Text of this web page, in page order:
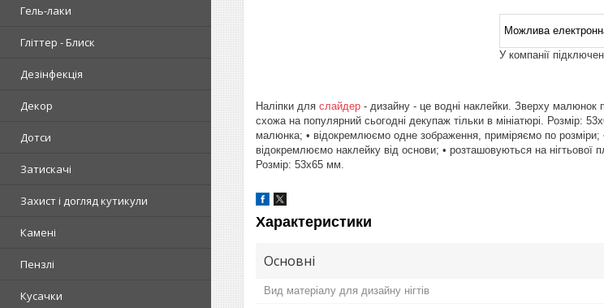
Гель-лаки
Гліттер - Блиск
Дезінфекція
Декор
Дотси
Затискачі
Захист і догляд кутикули
Камені
Пензлі
Кусачки
У компанії
Наліпки для слайдер - дизайну - це водні наклейки. Зверху
схожа на популярний сьогодні декупаж тільки в мініатюрі. Розмір:
малюнка; • відокремлюємо одне зображення, приміряємо по розміри;
відокремлюємо наклейку від основи; • розташовуються на нігтьової
Розмір: 53х65 мм.
Характеристики
Основні
Вид матеріалу для дизайну нігтів